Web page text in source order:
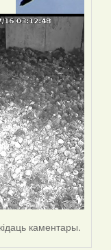
каментары.